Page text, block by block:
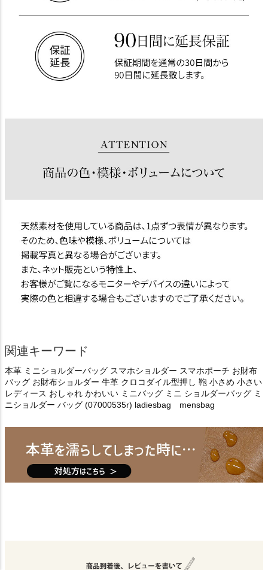
関連キーワード
本革 ミニショルダーバッグ スマホショルダー スマホポーチ お財布
バッグ お財布ショルダー 牛革 クロコダイル型押し 鞄 小さめ 小さい
レディース おしゃれ かわいい ミニバッグ ミニ ショルダーバッグ ミ
ニショルダー バッグ (07000535r) ladiesbag mensbag